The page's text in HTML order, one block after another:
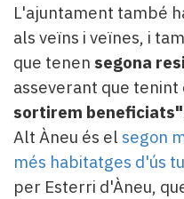
L'ajuntament també
als veïns i veïnes, i
que tenen segona
asseverant que
sortirem beneficiats"
Alt Àneu és el segon
més habitatges d'ús
per Esterri d'Àneu,